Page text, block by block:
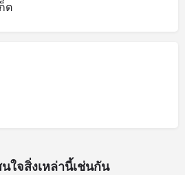
ต
ใจสิ่งเหล่านี้เช่นกัน